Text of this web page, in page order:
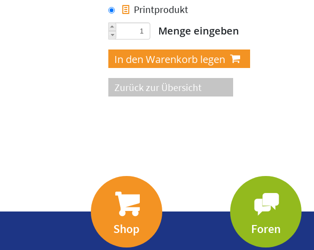
Printprodukt
Menge eingeben
Zurück zur Übersicht
Shop Foren